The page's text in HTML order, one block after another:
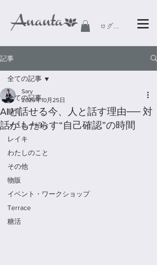
ログイン
記事
全ての記事
腸育
メニュー紹介
レイキ
わたしのこと
その他
物販
イベント・ワークショップ
Terrace
糖活
全ての記事
AIと話せる今、人と話す理由── 対
話がもたらす“自己確認”の時間
Sary
2025年10月25日